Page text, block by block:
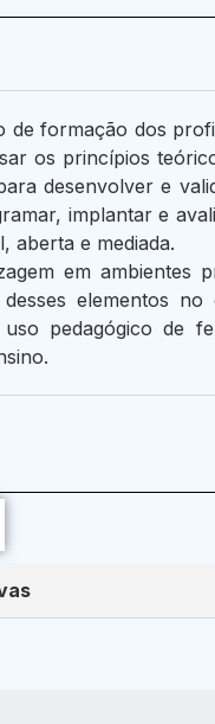
de formação dos
os princípios
desenvolver e
implantar e
aberta e mediada.
em ambientes
elementos
pedagógico de